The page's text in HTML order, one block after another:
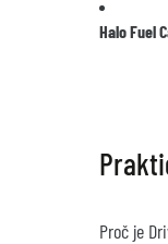
Halo Fuel
Proč je